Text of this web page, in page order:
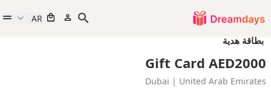
AR
بطاقة هدية
Gift Card AED2000
Dubai | United Arab Emirates